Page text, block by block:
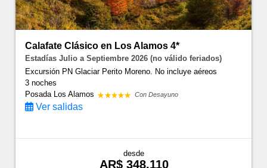
Calafate Clásico en Los Alamos 4*
Estadías Julio a Septiembre 2026 (no válido feriados)
Excursión PN Glaciar Perito Moreno. No incluye aéreos
3 noches
Posada Los Alamos
Con Desayuno
Ver salidas
desde
AR$ 348.110